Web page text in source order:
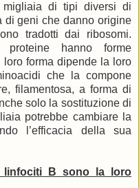
migliaia di tipi diversi di
di geni che danno origine
tradotti dai ribosomi.
hanno forme
forma dipende la loro
che la compone
filamentosa, a forma di
solo la sostituzione di
potrebbe cambiare la
l’efficacia della sua
linfociti B sono la loro